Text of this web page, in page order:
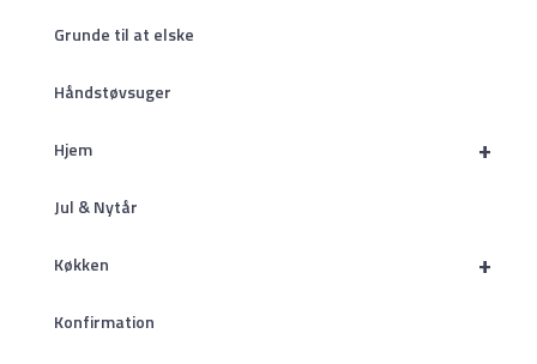
Grunde til at elske
Håndstøvsuger
+
Hjem
Jul & Nytår
+
Køkken
Konfirmation